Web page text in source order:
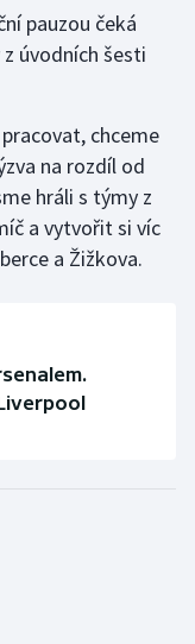
pauzou čeká
úvodních šesti
chceme
na rozdíl od
hráli s týmy z
a vytvořit si víc
a Žižkova.